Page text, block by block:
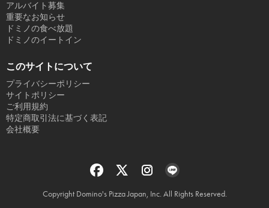
アルバイト募集
重要なお知らせ
ドミノの食べ放題
ドミノのイートイン
このサイトについて
プライバシーポリシー
サイトポリシー
ご利用規約
特定商取引法に基づく表記
会社概要
Copyright Domino's Pizza Japan, Inc. All Rights Reserved.